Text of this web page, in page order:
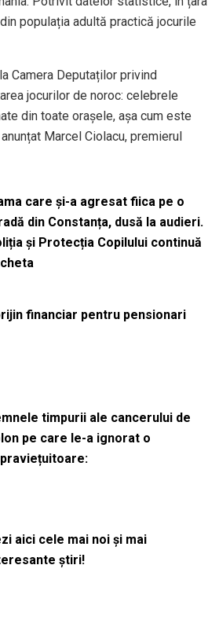
populația adultă practică jocurile
Camera Deputaților privind
jocurilor de noroc: celebrele
din toate orașele, așa cum este
Marcel Ciolacu, premierul
care și-a agresat fiica pe o
din Constanța, dusă la audieri.
și Protecția Copilului continuă
financiar pentru pensionari
timpurii ale cancerului de
pe care le-a ignorat o
aici cele mai noi și mai
știri!